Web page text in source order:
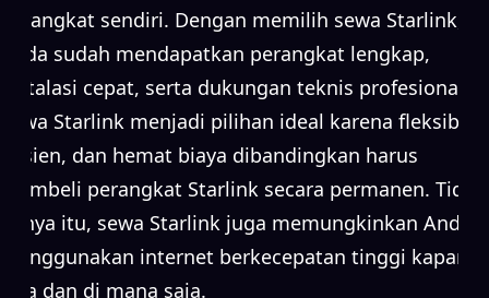
perangkat sendiri. Dengan memilih sewa Starlink,
Anda sudah mendapatkan perangkat lengkap,
instalasi cepat, serta dukungan teknis profesional.
Sewa Starlink menjadi pilihan ideal karena fleksibel,
efisien, dan hemat biaya dibandingkan harus
membeli perangkat Starlink secara permanen. Tidak
hanya itu, sewa Starlink juga memungkinkan Anda
menggunakan internet berkecepatan tinggi kapan
saja dan di mana saja.